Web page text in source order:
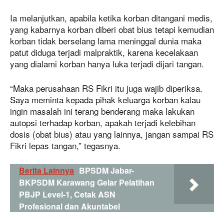
Ia melanjutkan, apabila ketika korban ditangani medis,
yang kabarnya korban diberi obat bius tetapi kemudian
korban tidak berselang lama meninggal dunia maka
patut diduga terjadi malpraktik, karena kecelakaan
yang dialami korban hanya luka terjadi dijari tangan.
“Maka perusahaan RS Fikri itu juga wajib diperiksa.
Saya meminta kepada pihak keluarga korban kalau
ingin masalah ini terang benderang maka lakukan
autopsi terhadap korban, apakah terjadi kelebihan
dosis (obat bius) atau yang lainnya, jangan sampai RS
Fikri lepas tangan,” tegasnya.
Berita Lainnya BPSDM Jabar-
BKPSDM Karawang Gelar Pelatihan
PBJP Level-1, Cetak ASN
Profesional dan Akuntabel